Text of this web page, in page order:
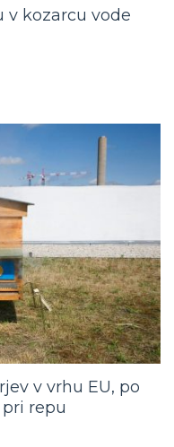
v kozarcu vode
v vrhu EU, po
repu